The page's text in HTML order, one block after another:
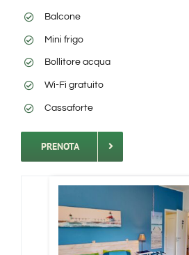
Balcone
Mini frigo
Bollitore acqua
Wi-Fi gratuito
Cassaforte
PRENOTA